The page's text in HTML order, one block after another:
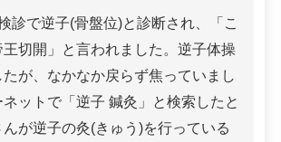
診で逆子(骨盤位)と診断され、「こ
切開」と言われました。逆子体操
が、なかなか戻らず焦っていまし
ットで「逆子 鍼灸」と検索したと
が逆子の灸(きゅう)を行っている